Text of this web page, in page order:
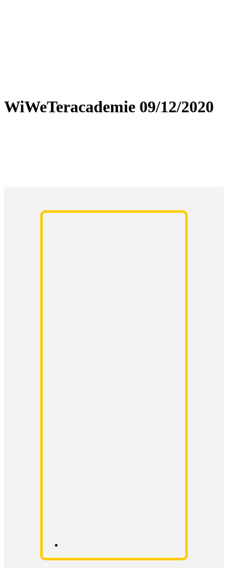
WiWeTeracademie 09/12/2020